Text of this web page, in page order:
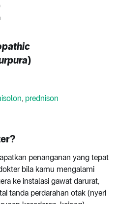
)
, prednison
penanganan yang tepat
bila kamu mengalami
ke instalasi gawat darurat,
tanda perdarahan otak (nyeri